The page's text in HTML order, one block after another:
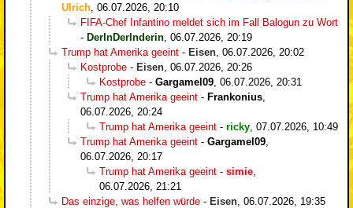
Ulrich 06.07.2026, 20:10
FIFA-Chef Infantino meldet sich im Fall Balogun zu Wort
- DerInDerInderin 06.07.2026, 20:19
Trump hat Amerika geeint - Eisen 06.07.2026, 20:02
Kostprobe - Eisen 06.07.2026, 20:26
Kostprobe - Gargamel09 06.07.2026, 20:31
Trump hat Amerika geeint - Frankonius
06.07.2026, 20:24
Trump hat Amerika geeint - ricky 07.07.2026, 10:49
Trump hat Amerika geeint - Gargamel09
06.07.2026, 20:17
Trump hat Amerika geeint - simie
06.07.2026, 21:21
Das einzige, was helfen würde - Eisen 06.07.2026, 19:35